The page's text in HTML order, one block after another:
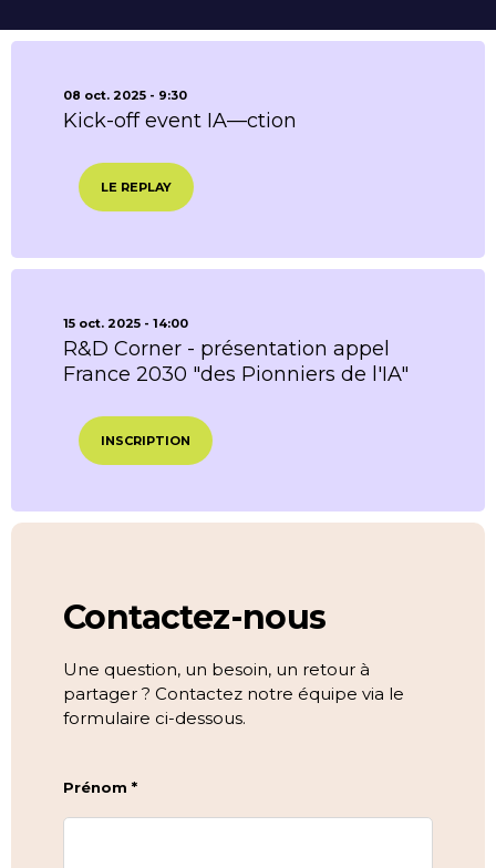
08 oct. 2025 - 9:30
Kick-off event IA—ction
LE REPLAY
15 oct. 2025 - 14:00
R&D Corner - présentation appel
France 2030 "des Pionniers de l'IA"
INSCRIPTION
Contactez-nous
Une question, un besoin, un retour à
partager ? Contactez notre équipe via le
formulaire ci-dessous.
Prénom *